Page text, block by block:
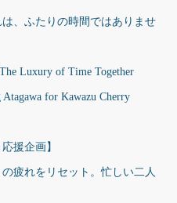
、ふたりの時間ではありませ
Luxury of Time Together
Atagawa for Kawazu Cherry
援企画】
れをリセット。忙しい二人